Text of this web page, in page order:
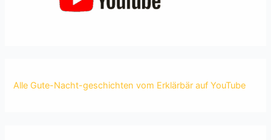
Alle Gute-Nacht-geschichten vom Erklärbär auf YouTube